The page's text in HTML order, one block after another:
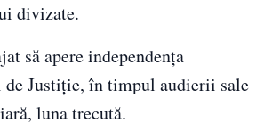
divizate.
să apere independenţa
de Justiţie, în timpul audierii sale
luna trecută.